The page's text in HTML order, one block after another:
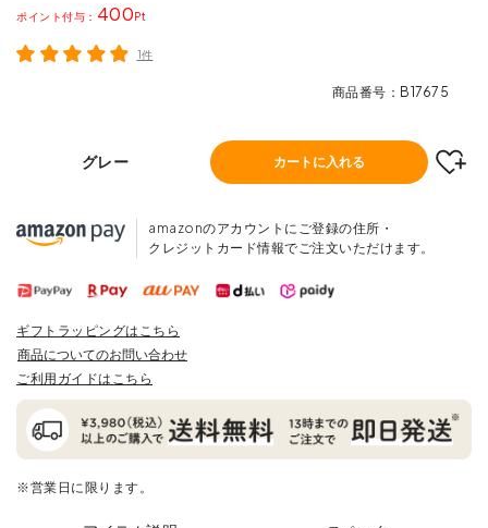
400
ポイント
1件
商品番号 B17675
グレー カートに入れる
amazonのアカウントにご登録の住所・
クレジットカード情報でご注文いただけます。
ギフトラッピングはこちら
商品についてのお問い合わせ
ご利用ガイドはこちら
※営業日に限ります。